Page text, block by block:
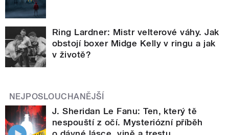
Ring Lardner: Mistr velterové váhy. Jak
obstojí boxer Midge Kelly v ringu a jak
v životě?
NEJPOSLOUCHANĚJŠÍ
J. Sheridan Le Fanu: Ten, který tě
nespouští z očí. Mysteriózní příběh